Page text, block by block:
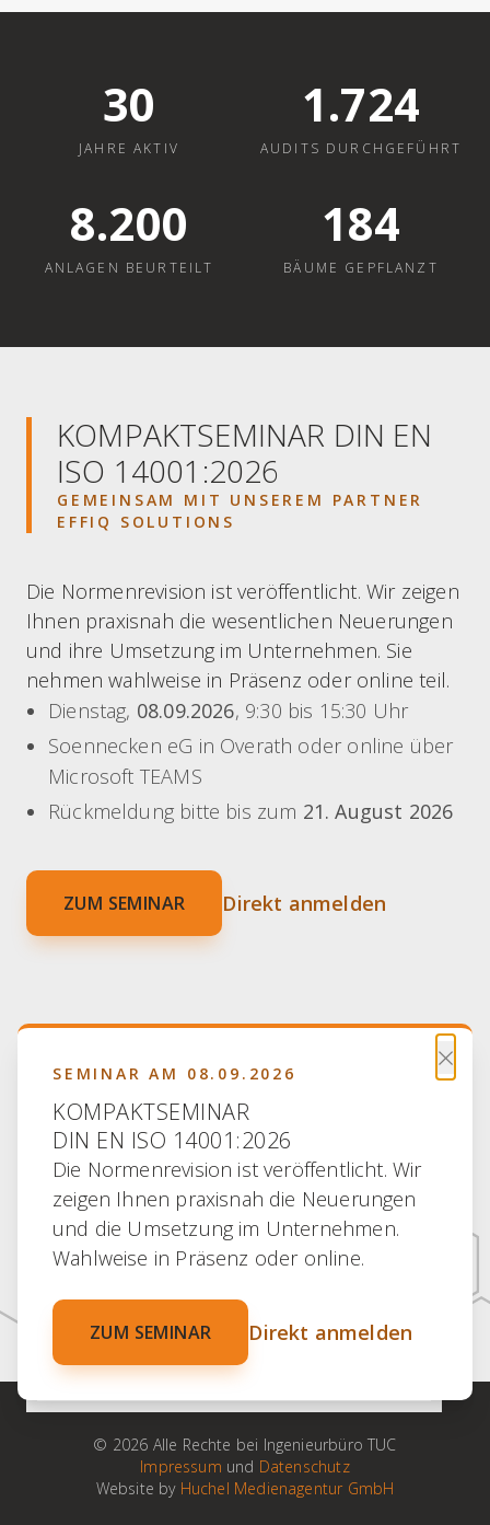
30
JAHRE AKTIV
1.724
AUDITS DURCHGEFÜHRT
8.200
ANLAGEN BEURTEILT
184
BÄUME GEPFLANZT
KOMPAKTSEMINAR DIN EN
ISO 14001:2026
GEMEINSAM MIT UNSEREM PARTNER
EFFIQ SOLUTIONS
Die Normenrevision ist veröffentlicht. Wir zeigen
Ihnen praxisnah die wesentlichen Neuerungen
und ihre Umsetzung im Unternehmen. Sie
nehmen wahlweise in Präsenz oder online teil.
Dienstag, 08.09.2026, 9:30 bis 15:30 Uhr
Soennecken eG in Overath oder online über
Microsoft TEAMS
Rückmeldung bitte bis zum 21. August 2026
ZUM SEMINAR Direkt anmelden
×
SEMINAR AM 08.09.2026
KOMPAKTSEMINAR
DIN EN ISO 14001:2026
Die Normenrevision ist veröffentlicht. Wir
zeigen Ihnen praxisnah die Neuerungen
und die Umsetzung im Unternehmen.
Wahlweise in Präsenz oder online.
ZUM SEMINAR Direkt anmelden
30 JAHRE ERFAHRUNG
30 JAHRE PARTNERSCHAFT
30 JAHRE KOMPETENZ
30 JAHRE ENGAGEMENT
100 % VERTRAUEN
© 2026 Alle Rechte bei Ingenieurbüro TUC
Impressum und Datenschutz
Website by Huchel Medienagentur GmbH